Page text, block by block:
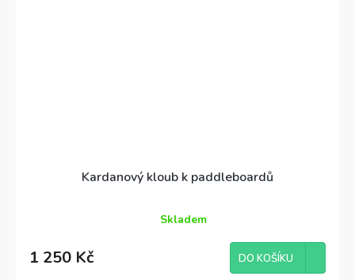
Kardanový kloub k paddleboardů
Průměrné
hodnocení
produktu
Skladem
1 250 Kč DO KOŠÍKU